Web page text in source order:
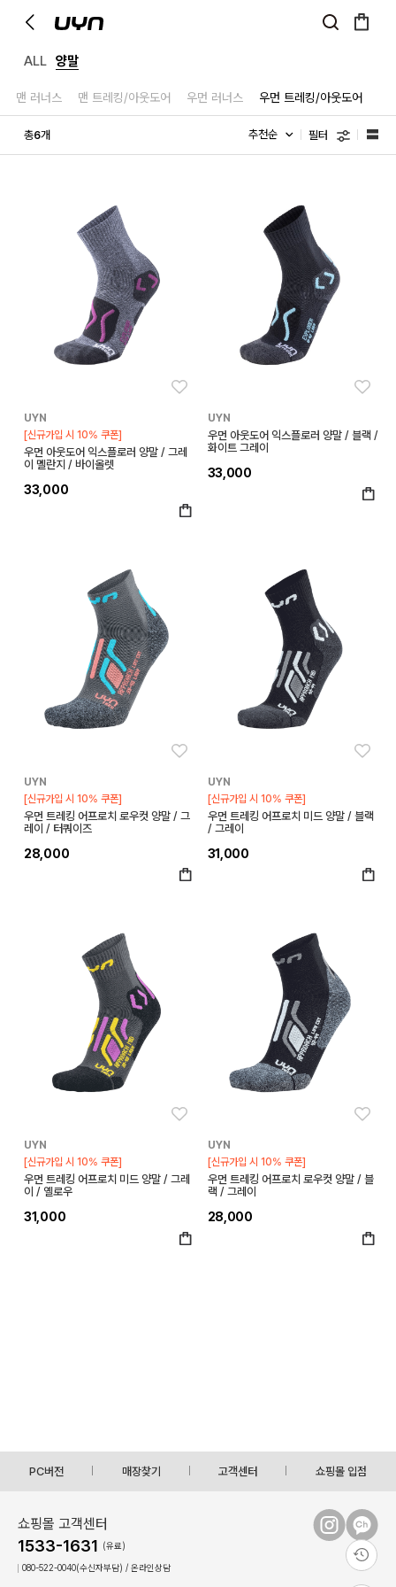
ALL 양말
맨 러너스 맨 트레킹/아웃도어 우먼 러너스 우먼 트레킹/아웃도어
총6개 필터
UYN
[신규가입 시 10% 쿠폰]
우먼 아웃도어 익스플로러 양말 / 그레
이 멜란지 / 바이올렛
33,000
UYN
우먼 아웃도어 익스플로러 양말 / 블랙 /
화이트 그레이
33,000
UYN
[신규가입 시 10% 쿠폰]
우먼 트레킹 어프로치 로우컷 양말 / 그
레이 / 터쿼이즈
28,000
UYN
[신규가입 시 10% 쿠폰]
우먼 트레킹 어프로치 미드 양말 / 블랙
/ 그레이
31,000
UYN
[신규가입 시 10% 쿠폰]
우먼 트레킹 어프로치 미드 양말 / 그레
이 / 옐로우
31,000
UYN
[신규가입 시 10% 쿠폰]
우먼 트레킹 어프로치 로우컷 양말 / 블
랙 / 그레이
28,000
PC버전 매장찾기 고객센터 쇼핑몰 입점
쇼핑몰 고객센터
1533-1631 (유료)
080-522-0040(수신자부담) / 온라인상담